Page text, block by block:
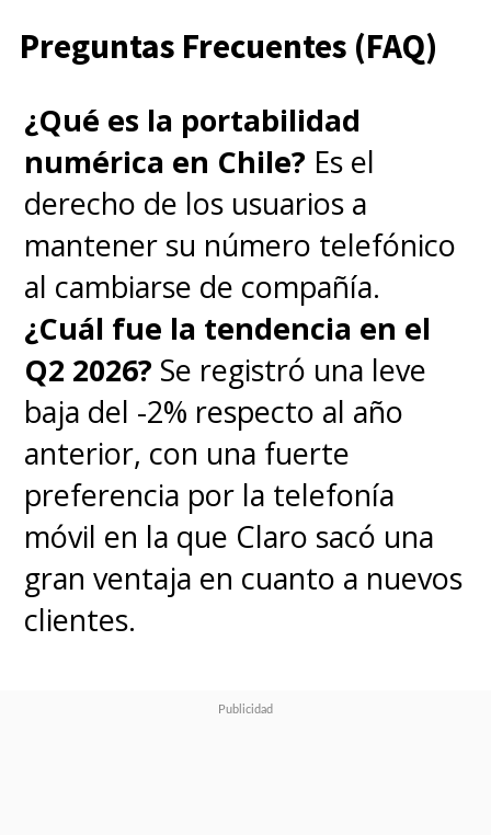
Preguntas Frecuentes (FAQ)
¿Qué es la portabilidad
numérica en Chile? Es el
derecho de los usuarios a
mantener su número telefónico
al cambiarse de compañía.
¿Cuál fue la tendencia en el
Q2 2026? Se registró una leve
baja del -2% respecto al año
anterior, con una fuerte
preferencia por la telefonía
móvil en la que Claro sacó una
gran ventaja en cuanto a nuevos
clientes.